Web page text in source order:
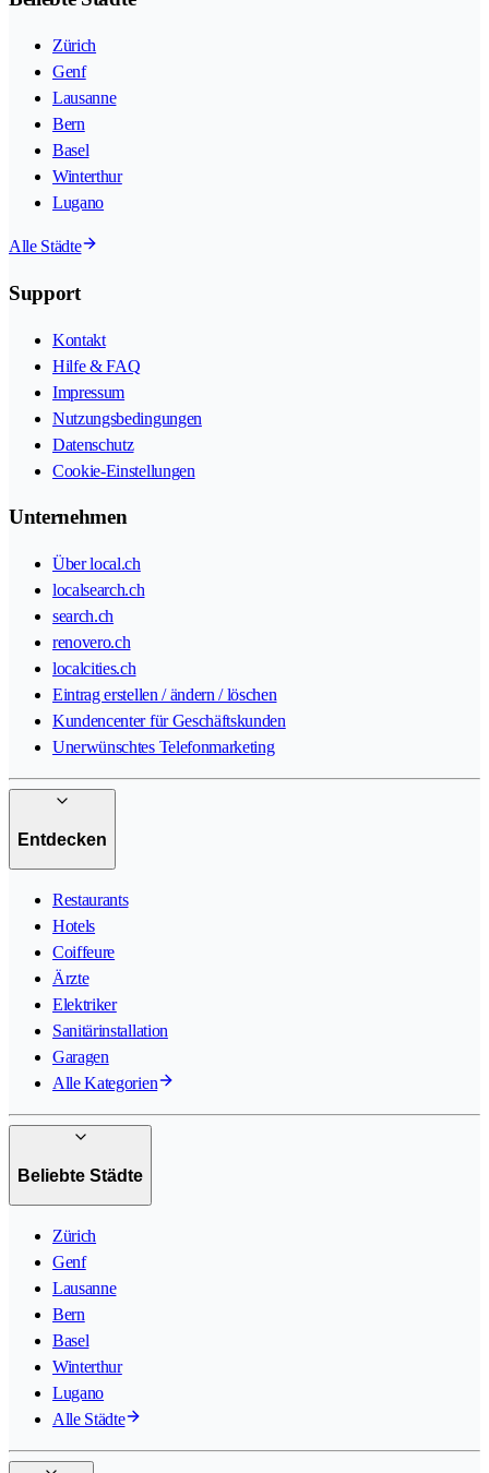
Zürich
Genf
Lausanne
Bern
Basel
Winterthur
Lugano
Alle Städte
Support
Kontakt
Hilfe & FAQ
Impressum
Nutzungsbedingungen
Datenschutz
Cookie-Einstellungen
Unternehmen
Über local.ch
localsearch.ch
search.ch
renovero.ch
localcities.ch
Eintrag erstellen / ändern / löschen
Kundencenter für Geschäftskunden
Unerwünschtes Telefonmarketing
Entdecken
Restaurants
Hotels
Coiffeure
Ärzte
Elektriker
Sanitärinstallation
Garagen
Alle Kategorien
Beliebte Städte
Zürich
Genf
Lausanne
Bern
Basel
Winterthur
Lugano
Alle Städte